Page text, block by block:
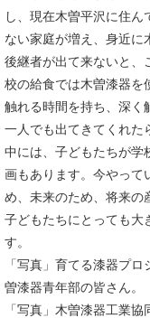
し、現在木曽平沢に住
ない家庭が増え、身近に
後継者が出て来ないと、
校の給食では木曽漆器を
触れる時間を持ち、深く
一人でも出てきてくれた
中には、子どもたちが学
画もあります。今やって
め、未来のため、将来の
子どもたちにとっても大
す。
「写真」育てる漆器プ
曽漆器青年部の皆さん。
「写真」木曽漆器工業